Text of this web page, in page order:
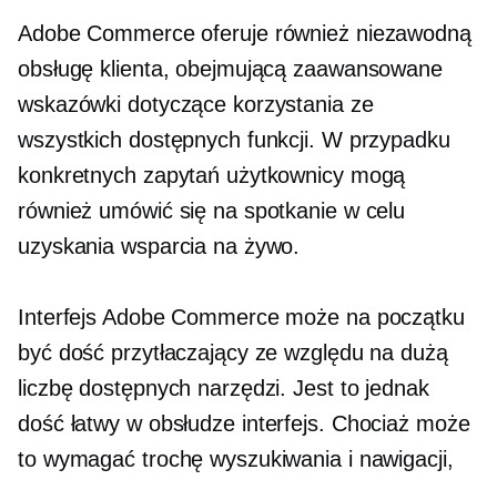
Adobe Commerce oferuje również niezawodną
obsługę klienta, obejmującą zaawansowane
wskazówki dotyczące korzystania ze
wszystkich dostępnych funkcji. W przypadku
konkretnych zapytań użytkownicy mogą
również umówić się na spotkanie w celu
uzyskania wsparcia na żywo.
Interfejs Adobe Commerce może na początku
być dość przytłaczający ze względu na dużą
liczbę dostępnych narzędzi. Jest to jednak
dość łatwy w obsłudzeinterfejs. Chociaż może
to wymagać trochę wyszukiwania i nawigacji,